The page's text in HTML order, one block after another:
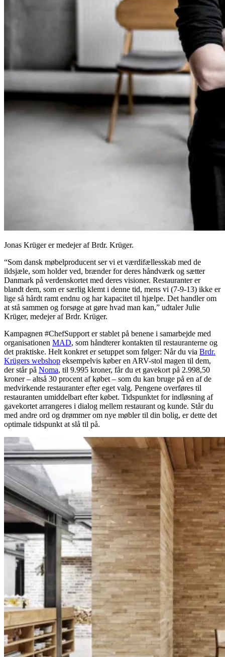
Jonas Krüger er medejer af Brdr. Krüger.
“Som dansk møbelproducent ser vi et værdifællesskab med de
ildsjæle, som holder ved, brænder for deres håndværk og sætter
Danmark på verdenskortet med deres visioner. Restauranter er
blandt dem, som er særlig klemt i denne tid, mens vi (7-9-13) ikke er
lige så hårdt ramt endnu og har kapacitet til hjælpe. Det handler om
at stå sammen og forsøge at gøre hvad man kan,” udtaler Julie
Krüger, medejer af Brdr. Krüger.
Kampagnen #ChefSupport er stablet på benene i samarbejde med
organisationen MAD, som håndterer kontakten til restauranterne og
det praktiske. Helt konkret er setuppet som følger: Når du via Brdr.
Krügers webshop eksempelvis køber en ARV-stol magen til dem,
der står på Noma, til 9.995 kroner, får du et gavekort på 2.998,50
kroner – altså 30 procent af købet – som du kan bruge på en af de
medvirkende restauranter efter eget valg. Pengene overføres til
restauranten umiddelbart efter købet. Tidspunktet for indløsning af
gavekortet arrangeres i dialog mellem restaurant og kunde. Står du
med andre ord og drømmer om nye møbler til din bolig, er dette det
optimale tidspunkt at slå til på.